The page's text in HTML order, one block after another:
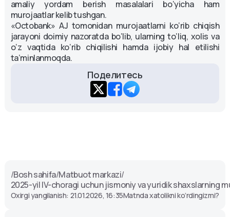
amaliy yordam berish masalalari bo‘yicha ham
murojaatlar kelib tushgan.
«Octobank» AJ tomonidan murojaatlarni ko‘rib chiqish
jarayoni doimiy nazoratda bo‘lib, ularning to‘liq, xolis va
o‘z vaqtida ko‘rib chiqilishi hamda ijobiy hal etilishi
ta’minlanmoqda.
Поделитесь
/Bosh sahifa/Matbuot markazi/
2025-yil IV-choragi uchun jismoniy va yuridik shaxslarning
Oxirgi yangilanish: 21.01.2026, 16:35Matnda xatolikni ko‘rdingizmi?